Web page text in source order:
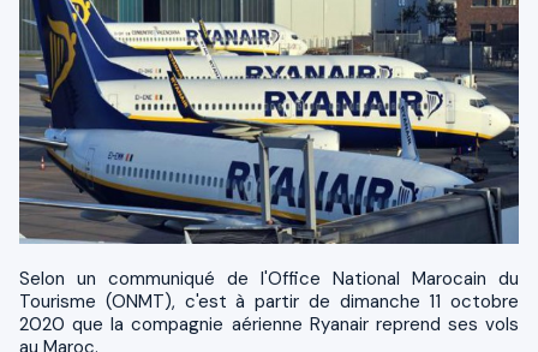
Selon un communiqué de l'Office National Marocain du
Tourisme (ONMT), c'est à partir de dimanche 11 octobre
2020 que la compagnie aérienne Ryanair reprend ses vols